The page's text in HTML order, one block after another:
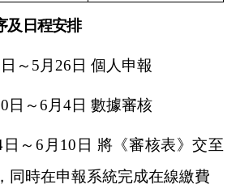
及日程安排
日～5月26日 個人申報
日～6月4日 數據審核
日～6月10日 將《審核表》交至
同時在申報系統完成在線繳費